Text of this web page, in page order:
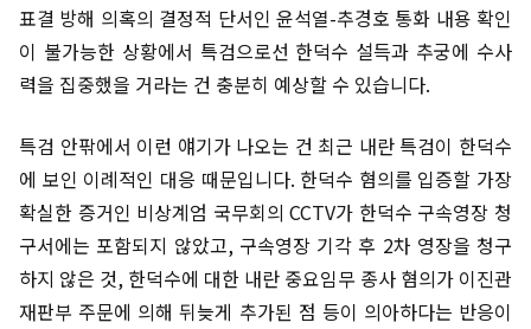
표결 방해 의혹의 결정적 단서인 윤석열-추경호 통화 내용 확인
이 불가능한 상황에서 특검으로선 한덕수 설득과 추궁에 수사
력을 집중했을 거라는 건 충분히 예상할 수 있습니다.
특검 안팎에서 이런 얘기가 나오는 건 최근 내란 특검이 한덕수
에 보인 이례적인 대응 때문입니다. 한덕수 혐의를 입증할 가장
확실한 증거인 비상계엄 국무회의 CCTV가 한덕수 구속영장 청
구서에는 포함되지 않았고, 구속영장 기각 후 2차 영장을 청구
하지 않은 것, 한덕수에 대한 내란 중요임무 종사 혐의가 이진관
재판부 주문에 의해 뒤늦게 추가된 점 등이 의아하다는 반응이